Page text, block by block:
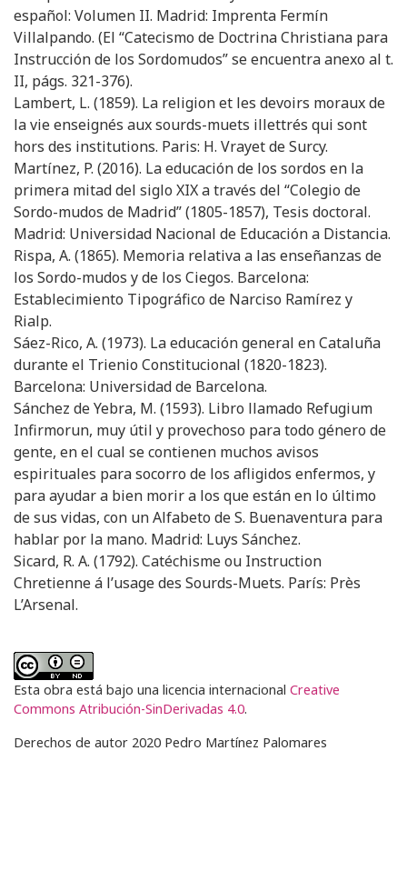
español: Volumen II. Madrid: Imprenta Fermín
Villalpando. (El “Catecismo de Doctrina Christiana para
Instrucción de los Sordomudos” se encuentra anexo al t.
II, págs. 321-376).
Lambert, L. (1859). La religion et les devoirs moraux de
la vie enseignés aux sourds-muets illettrés qui sont
hors des institutions. Paris: H. Vrayet de Surcy.
Martínez, P. (2016). La educación de los sordos en la
primera mitad del siglo XIX a través del “Colegio de
Sordo-mudos de Madrid” (1805-1857), Tesis doctoral.
Madrid: Universidad Nacional de Educación a Distancia.
Rispa, A. (1865). Memoria relativa a las enseñanzas de
los Sordo-mudos y de los Ciegos. Barcelona:
Establecimiento Tipográfico de Narciso Ramírez y
Rialp.
Sáez-Rico, A. (1973). La educación general en Cataluña
durante el Trienio Constitucional (1820-1823).
Barcelona: Universidad de Barcelona.
Sánchez de Yebra, M. (1593). Libro llamado Refugium
Infirmorun, muy útil y provechoso para todo género de
gente, en el cual se contienen muchos avisos
espirituales para socorro de los afligidos enfermos, y
para ayudar a bien morir a los que están en lo último
de sus vidas, con un Alfabeto de S. Buenaventura para
hablar por la mano. Madrid: Luys Sánchez.
Sicard, R. A. (1792). Catéchisme ou Instruction
Chretienne á l’usage des Sourds-Muets. París: Près
L’Arsenal.
Esta obra está bajo una licencia internacional Creative
Commons Atribución-SinDerivadas 4.0.
Derechos de autor 2020 Pedro Martínez Palomares